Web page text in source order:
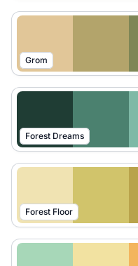
Grom
Forest Dreams
Forest Floor